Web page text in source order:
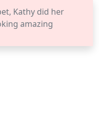
Kathy did her
amazing